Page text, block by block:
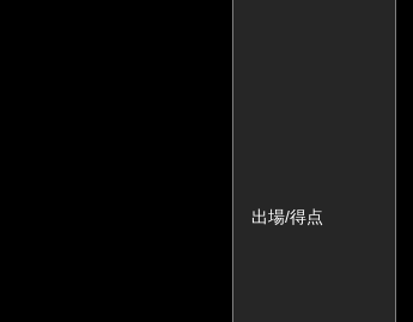
出場/得点